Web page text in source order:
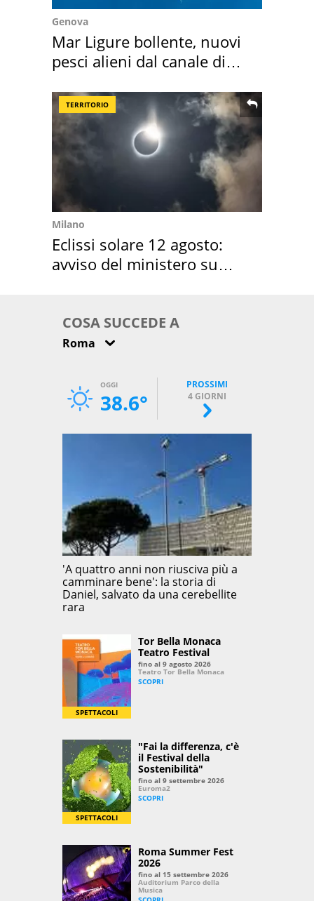
Genova
Mar Ligure bollente, nuovi
pesci alieni dal canale di
TERRITORIO
Milano
Eclissi solare 12 agosto:
avviso del ministero su